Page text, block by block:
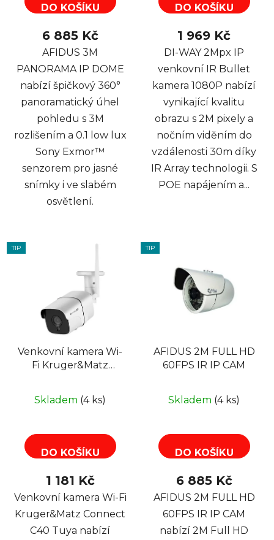
DO KOŠÍKU
6 885 Kč
AFIDUS 3M
PANORAMA IP DOME
nabízí špičkový 360°
panoramatický úhel
pohledu s 3M
rozlišením a 0.1 low lux
Sony Exmor™
senzorem pro jasné
snímky i ve slabém
osvětlení.
DO KOŠÍKU
1 969 Kč
DI-WAY 2Mpx IP
venkovní IR Bullet
kamera 1080P nabízí
vynikající kvalitu
obrazu s 2M pixely a
nočním viděním do
vzdálenosti 30m díky
IR Array technologii. S
POE napájením a...
TIP
Venkovní kamera Wi-
Fi Kruger&Matz
Skladem (4 ks)
DO KOŠÍKU
1 181 Kč
Venkovní kamera Wi-Fi
Kruger&Matz Connect
C40 Tuya nabízí
TIP
AFIDUS 2M FULL HD
60FPS IR IP CAM
Skladem (4 ks)
DO KOŠÍKU
6 885 Kč
AFIDUS 2M FULL HD
60FPS IR IP CAM
nabízí 2M Full HD